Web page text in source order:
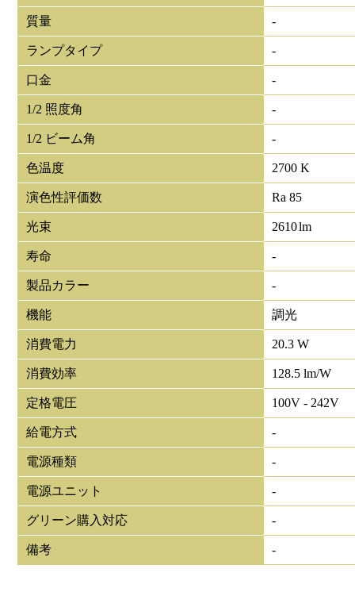
質量 -
ランプタイプ -
口金 -
1/2 照度角 -
1/2 ビーム角 -
色温度 2700 K
演色性評価数 Ra 85
光束 2610lm
寿命 -
製品カラー -
機能 調光
消費電力 20.3 W
消費効率 128.5 lm/W
定格電圧 100V - 242V
給電方式 -
電源種類 -
電源ユニット -
グリーン購入対応 -
備考 -